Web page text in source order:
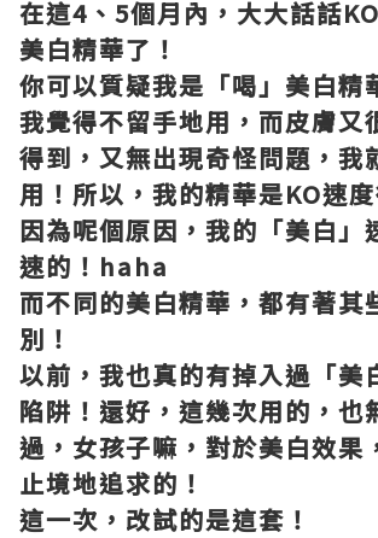
在這4、5個月內，大大話話
美白精華了！
你可以質疑我是「喝」美白精
我覺得不留手地用，而皮膚又
得到，又無出現奇怪問題，我
用！所以，我的精華是KO速
因為呢個原因，我的「美白」
速的！haha
而不同的美白精華，都有著其
別！
以前，我也真的有掉入過「美
陷阱！還好，這幾次用的，也
過，女孩子嘛，對於美白效果
止境地追求的！
這一次，改試的是這套！